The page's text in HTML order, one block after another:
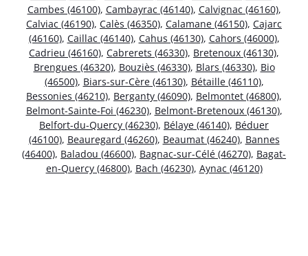
Cambes (46100), Cambayrac (46140), Calvignac (46160),
Calviac (46190), Calès (46350), Calamane (46150), Cajarc
(46160), Caillac (46140), Cahus (46130), Cahors (46000),
Cadrieu (46160), Cabrerets (46330), Bretenoux (46130),
Brengues (46320), Bouziès (46330), Blars (46330), Bio
(46500), Biars-sur-Cère (46130), Bétaille (46110),
Bessonies (46210), Berganty (46090), Belmontet (46800),
Belmont-Sainte-Foi (46230), Belmont-Bretenoux (46130),
Belfort-du-Quercy (46230), Bélaye (46140), Béduer
(46100), Beauregard (46260), Beaumat (46240), Bannes
(46400), Baladou (46600), Bagnac-sur-Célé (46270), Bagat-
en-Quercy (46800), Bach (46230), Aynac (46120)